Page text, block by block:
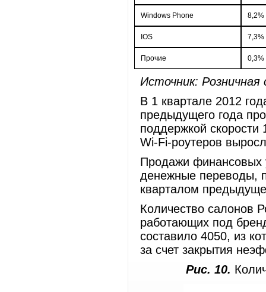
Windows Phone 8,2%
IOS 7,3%
Прочие 0,3%
Источник:
В 1 квартале 2012
предыдущего года
поддержкой
Wi-Fi-роутеров
Продажи финансовых
денежные переводы,
кварталом
Количество салонов
работающих под
составило 4050, из
за счет закрытия
Рис. 10.